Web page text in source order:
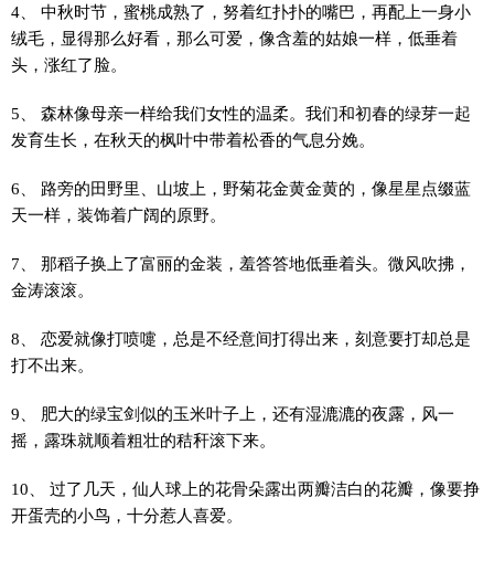
4、 中秋时节，蜜桃成熟了，努着红扑扑的嘴巴，再配上一身小
绒毛，显得那么好看，那么可爱，像含羞的姑娘一样，低垂着
头，涨红了脸。
5、 森林像母亲一样给我们女性的温柔。我们和初春的绿芽一起
发育生长，在秋天的枫叶中带着松香的气息分娩。
6、 路旁的田野里、山坡上，野菊花金黄金黄的，像星星点缀蓝
天一样，装饰着广阔的原野。
7、 那稻子换上了富丽的金装，羞答答地低垂着头。微风吹拂，
金涛滚滚。
8、 恋爱就像打喷嚏，总是不经意间打得出来，刻意要打却总是
打不出来。
9、 肥大的绿宝剑似的玉米叶子上，还有湿漉漉的夜露，风一
摇，露珠就顺着粗壮的秸秆滚下来。
10、 过了几天，仙人球上的花骨朵露出两瓣洁白的花瓣，像要挣
开蛋壳的小鸟，十分惹人喜爱。